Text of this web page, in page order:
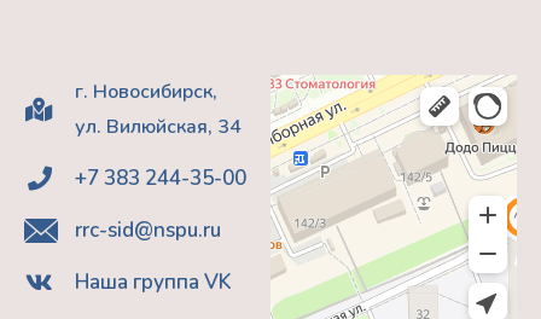
г. Новосибирск,
ул. Вилюйская, 34
+7 383 244-35-00
rrc-sid@nspu.ru
Наша группа VK